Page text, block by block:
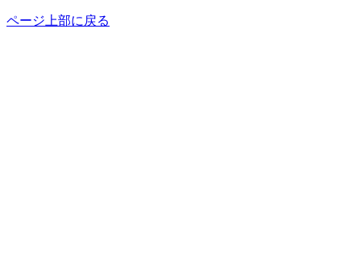
ページ上部に戻る